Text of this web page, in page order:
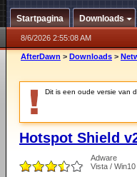
Startpagina Downloads
8/6/2026 2:55:08 AM
AfterDawn > Downloads >
Dit is een oude versie van
Hotspot Shield
Adware
Vista /